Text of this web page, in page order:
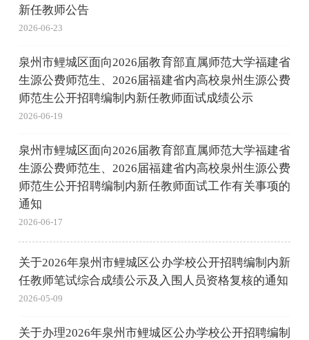
新任教师公告
2026-06-23
泉州市鲤城区面向2026届教育部直属师范大学福建省
生源公费师范生、2026届福建省内高校泉州生源公费
师范生公开招聘编制内新任教师面试成绩公示
2026-06-19
泉州市鲤城区面向2026届教育部直属师范大学福建省
生源公费师范生、2026届福建省内高校泉州生源公费
师范生公开招聘编制内新任教师面试工作有关事项的
通知
2026-06-17
关于2026年泉州市鲤城区公办学校公开招聘编制内新
任教师笔试综合成绩公示及入围人员资格复核的通知
2026-05-09
关于办理2026年泉州市鲤城区公办学校公开招聘编制